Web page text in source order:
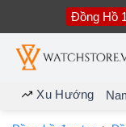
nội
dung
Đồng Hồ
Xu Hướng